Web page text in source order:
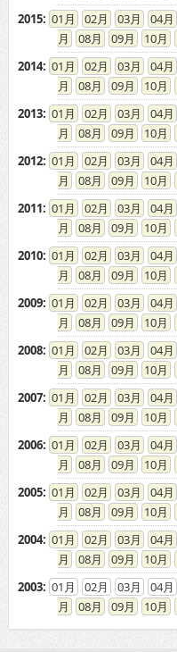
2015: 01 02 03 04
08
09 10
2014: 01 02 03 04
08
09 10
2013: 01 02 03 04
08
09 10
2012: 01 02 03 04
08
09 10
2011: 01 02 03 04
08
09 10
2010: 01 02 03 04
08
09 10
2009: 01 02 03 04
08
09 10
2008: 01 02 03 04
08
09 10
2007: 01 02 03 04
08
09 10
2006: 01 02 03 04
08
09 10
2005: 01 02 03 04
08
09 10
2004: 01 02 03 04
08
09 10
2003: 01 02 03 04
08
09 10